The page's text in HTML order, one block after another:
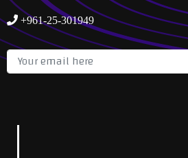
+961-25-301949